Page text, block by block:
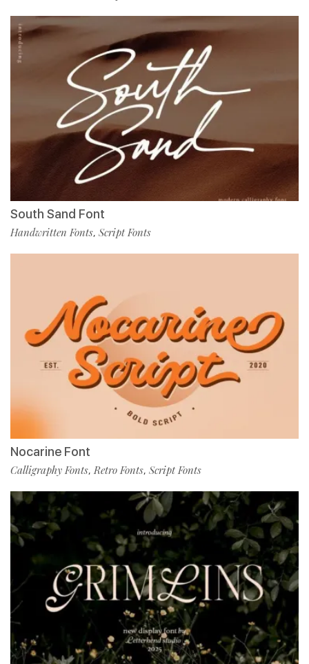
South Sand Font
Handwritten Fonts, Script Fonts
Nocarine Font
Calligraphy Fonts,Retro Fonts, Script Fonts